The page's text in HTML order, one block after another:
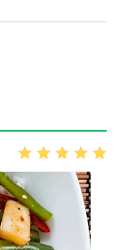
2 3 4